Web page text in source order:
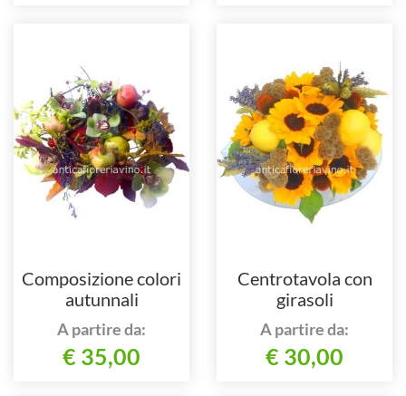
Composizione colori
autunnali
A partire da:
€ 35,00
Centrotavola con
girasoli
A partire da:
€ 30,00